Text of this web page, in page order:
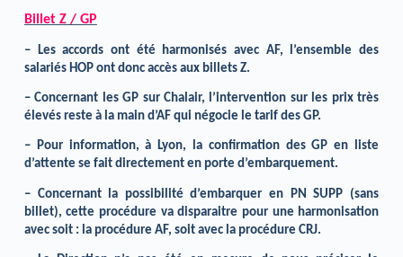
Billet Z / GP
– Les accords ont été harmonisés avec AF, l’ensemble des
salariés HOP ont donc accès aux billets Z.
– Concernant les GP sur Chalair, l’intervention sur les prix très
élevés reste à la main d’AF qui négocie le tarif des GP.
– Pour information, à Lyon, la confirmation des GP en liste
d’attente se fait directement en porte d’embarquement.
– Concernant la possibilité d’embarquer en PN SUPP (sans
billet), cette procédure va disparaitre pour une harmonisation
avec soit : la procédure AF, soit avec la procédure CRJ.